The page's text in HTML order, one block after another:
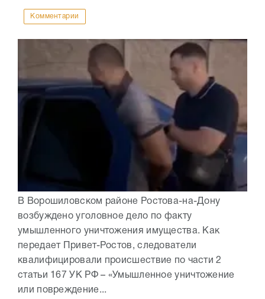
Комментарии
В Ворошиловском районе Ростова-на-Дону
возбуждено уголовное дело по факту
умышленного уничтожения имущества. Как
передает Привет-Ростов, следователи
квалифицировали происшествие по части 2
статьи 167 УК РФ – «Умышленное уничтожение
или повреждение...